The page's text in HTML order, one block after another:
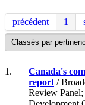
précédent 1
1.
Canada's
report /
Review